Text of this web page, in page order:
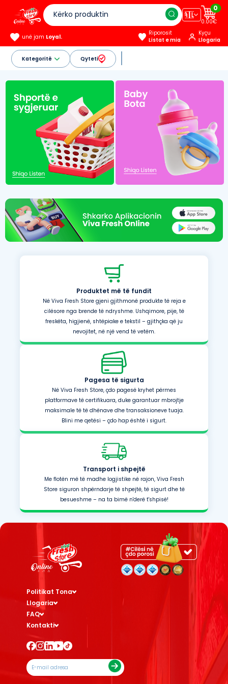
🇦🇱
0
0.00€
unë jam Loyal.
Riporosit
Listat e mia
Kyçu
Llogaria
Kategoritë Qyteti
Produktet më të fundit
Në Viva Fresh Store gjeni gjithmonë produkte të reja e
cilësore nga brende të ndryshme. Ushqimore, pije, të
freskëta, higjienë, shtëpiake e tekstil – gjithçka që ju
nevojitet, në një vend të vetëm.
Pagesa të sigurta
Në Viva Fresh Store, çdo pagesë kryhet përmes
platformave të certifikuara, duke garantuar mbrojtje
maksimale të të dhënave dhe transaksioneve tuaja.
Blini me qetësi – çdo hap është i sigurt.
Transport i shpejtë
Me flotën më të madhe logjistike në rajon, Viva Fresh
Store siguron shpërndarje të shpejtë, të sigurt dhe të
besueshme – na ta bimë n'derë t'shpisë!
Politikat Tona
Llogaria
FAQ
Kontakti